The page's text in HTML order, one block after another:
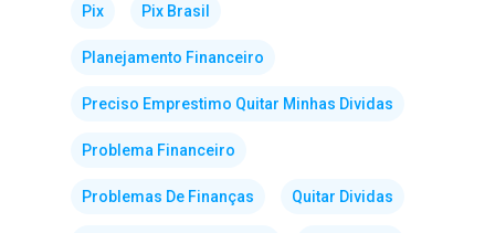
Pix Pix Brasil
Planejamento Financeiro
Preciso Emprestimo Quitar Minhas Dividas
Problema Financeiro
Problemas De Finanças Quitar Dividas